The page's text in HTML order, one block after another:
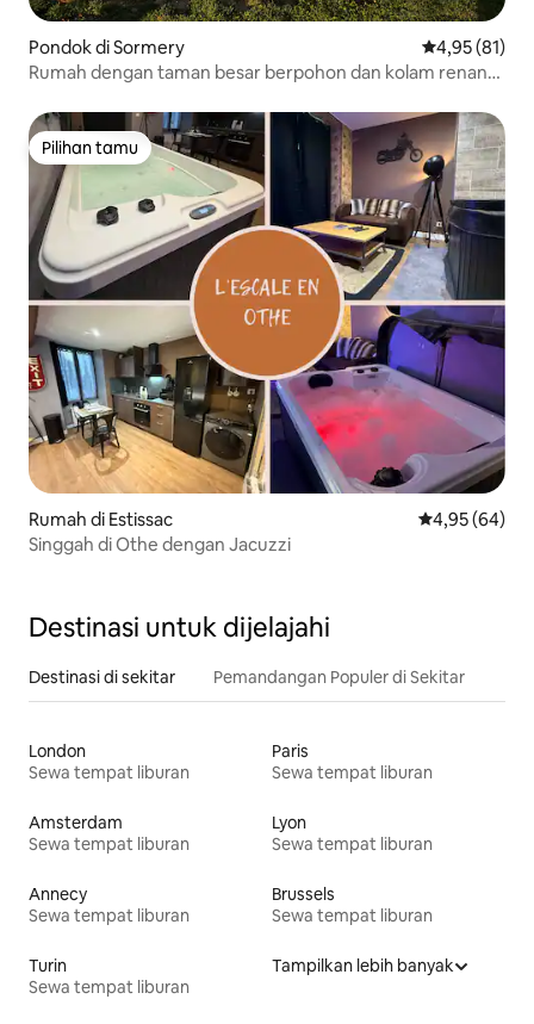
Pondok di Sormery Nilai rata-rata
4,95 (81)
Rumah dengan taman besar berpohon dan kolam renang
Pilihan tamu
Pilihan tamu
Rumah di Estissac Nilai rata-rata
4,95 (64)
Singgah di Othe dengan Jacuzzi
Destinasi untuk dijelajahi
Destinasi di sekitar Pemandangan Populer di Sekitar
London
Sewa tempat liburan
Paris
Sewa tempat liburan
Amsterdam
Sewa tempat liburan
Lyon
Sewa tempat liburan
Annecy
Sewa tempat liburan
Brussels
Sewa tempat liburan
Turin
Sewa tempat liburan
Tampilkan lebih banyak